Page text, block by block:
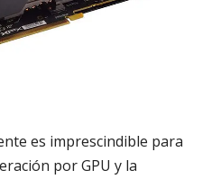
es imprescindible para
por GPU y la